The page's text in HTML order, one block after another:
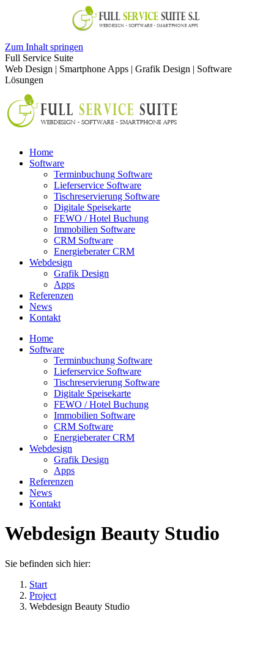
Zum Inhalt springen
Full Service Suite
Web Design | Smartphone Apps | Grafik Design | Software
Lösungen
Home
Software
Terminbuchung Software
Lieferservice Software
Tischreservierung Software
Digitale Speisekarte
FEWO / Hotel Buchung
Immobilien Software
CRM Software
Energieberater CRM
Webdesign
Grafik Design
Apps
Referenzen
News
Kontakt
Home
Software
Terminbuchung Software
Lieferservice Software
Tischreservierung Software
Digitale Speisekarte
FEWO / Hotel Buchung
Immobilien Software
CRM Software
Energieberater CRM
Webdesign
Grafik Design
Apps
Referenzen
News
Kontakt
Webdesign Beauty Studio
Sie befinden sich hier:
Start
Project
Webdesign Beauty Studio